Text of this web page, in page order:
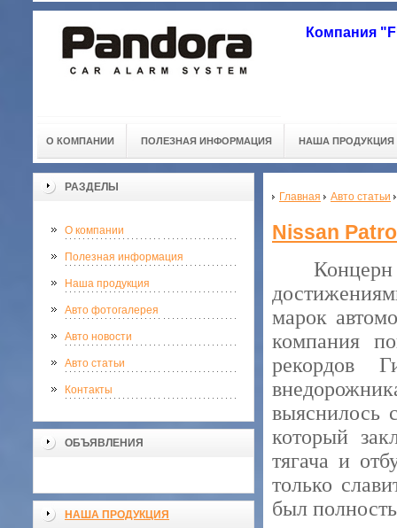
Компания
О КОМПАНИИ ПОЛЕЗНАЯ ИНФОРМАЦИЯ НАША ПРОДУКЦИЯ
РАЗДЕЛЫ
О компании
Полезная информация
Наша продукция
Авто фотогалерея
Авто новости
Авто статьи
Контакты
ОБЪЯВЛЕНИЯ
НАША ПРОДУКЦИЯ
Главная Авто статьи
Nissan
марок
компания
рекордов
выяснилось
который
тягача и
только
был